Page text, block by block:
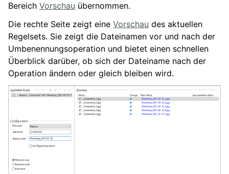
Bereich Vorschau übernommen.
Die rechte Seite zeigt eine Vorschau des aktuellen
Regelsets. Sie zeigt die Dateinamen vor und nach der
Umbenennungsoperation und bietet einen schnellen
Überblick darüber, ob sich der Dateiname nach der
Operation ändern oder gleich bleiben wird.